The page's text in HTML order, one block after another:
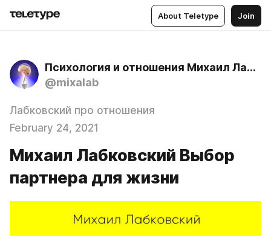
About Teletype Join
Психология и отношения Михаил Лабковский
@mixalab
Лабковский про отношения
February 24, 2021
Михаил Лабковский Выбор
партнера для жизни